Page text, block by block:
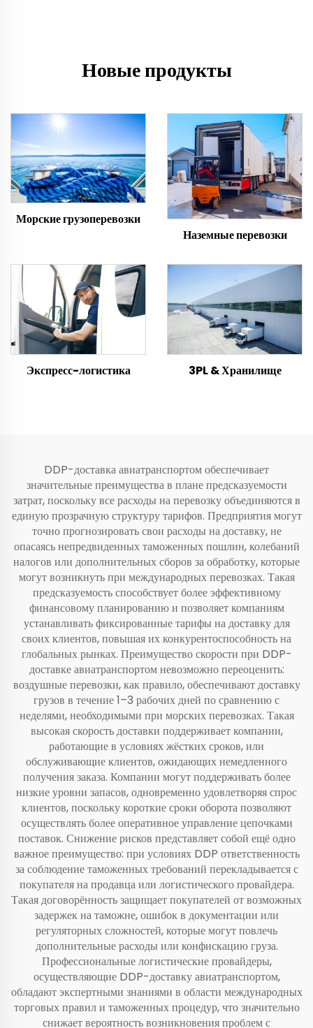
Новые продукты
Морские грузоперевозки
Наземные перевозки
Экспресс-логистика 3PL & Хранилище
DDP-доставка авиатранспортом обеспечивает
значительные преимущества в плане предсказуемости
затрат, поскольку все расходы на перевозку объединяются в
единую прозрачную структуру тарифов. Предприятия могут
точно прогнозировать свои расходы на доставку, не
опасаясь непредвиденных таможенных пошлин, колебаний
налогов или дополнительных сборов за обработку, которые
могут возникнуть при международных перевозках. Такая
предсказуемость способствует более эффективному
финансовому планированию и позволяет компаниям
устанавливать фиксированные тарифы на доставку для
своих клиентов, повышая их конкурентоспособность на
глобальных рынках. Преимущество скорости при DDP-
доставке авиатранспортом невозможно переоценить:
воздушные перевозки, как правило, обеспечивают доставку
грузов в течение 1–3 рабочих дней по сравнению с
неделями, необходимыми при морских перевозках. Такая
высокая скорость доставки поддерживает компании,
работающие в условиях жёстких сроков, или
обслуживающие клиентов, ожидающих немедленного
получения заказа. Компании могут поддерживать более
низкие уровни запасов, одновременно удовлетворяя спрос
клиентов, поскольку короткие сроки оборота позволяют
осуществлять более оперативное управление цепочками
поставок. Снижение рисков представляет собой ещё одно
важное преимущество: при условиях DDP ответственность
за соблюдение таможенных требований перекладывается с
покупателя на продавца или логистического провайдера.
Такая договорённость защищает покупателей от возможных
задержек на таможне, ошибок в документации или
регуляторных сложностей, которые могут повлечь
дополнительные расходы или конфискацию груза.
Профессиональные логистические провайдеры,
осуществляющие DDP-доставку авиатранспортом,
обладают экспертными знаниями в области международных
торговых правил и таможенных процедур, что значительно
снижает вероятность возникновения проблем с